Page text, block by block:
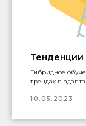
Тенденции
Гибридное
трендах в
10.05.2023